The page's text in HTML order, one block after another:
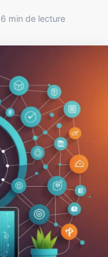
6 min de lecture